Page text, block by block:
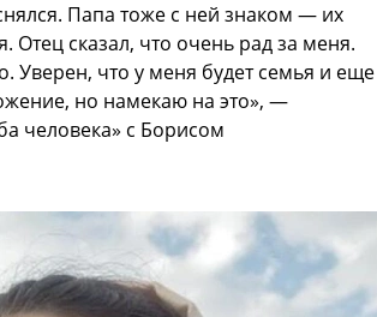
Папа тоже с ней знаком — их
Отец сказал, что очень рад за меня.
Уверен, что у меня будет семья и еще
но намекаю на это», —
человека» с Борисом